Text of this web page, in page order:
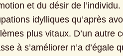
et du désir de
idylliques qu’après
plus vitaux. D’un autre
à s’améliorer n’a d’égale